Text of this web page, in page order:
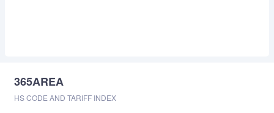
365AREA
HS CODE AND TARIFF INDEX